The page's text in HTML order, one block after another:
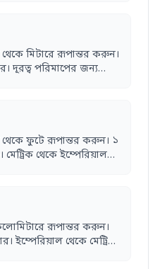
মিটারে রূপান্তর করুন।
দূরত্ব পরিমাপের জন্য
থেকে ফুটে রূপান্তর করুন। ১
থেকে ইম্পেরিয়াল
রূপান্তর করুন।
ইম্পেরিয়াল থেকে মেট্রিক